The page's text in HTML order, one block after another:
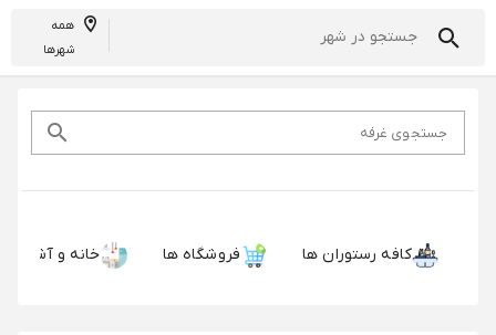
همه
شهرها
جستجوی غرفه
کافه رستوران ها فروشگاه ها خانه و